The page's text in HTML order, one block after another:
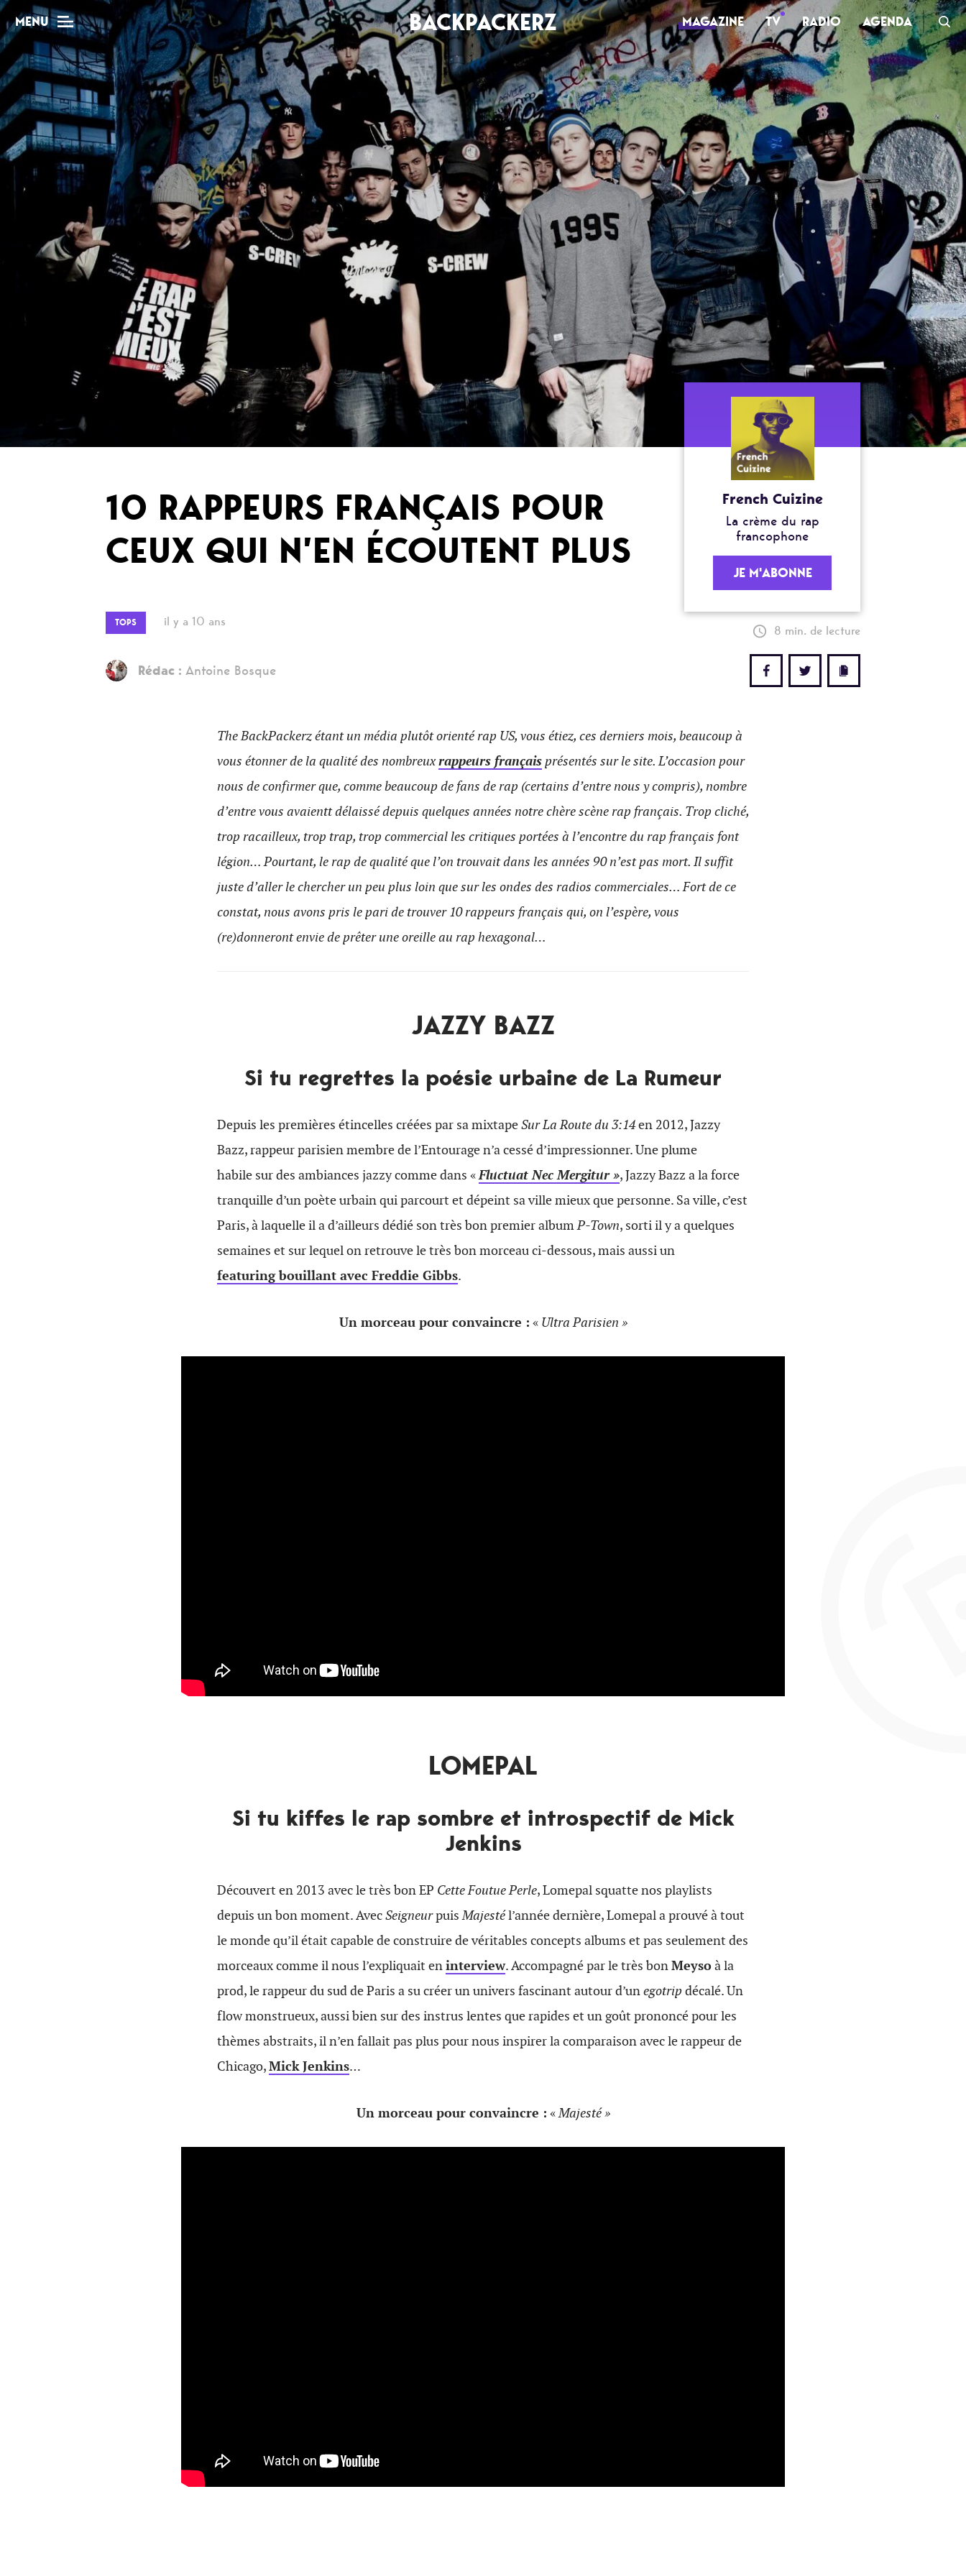
MENU BACKPACKERZ MAGAZINE TV RADIO AGENDA
MAG
Dossiers
Tops
Interviews
Chroniques
Sorties
Newsletter
AGENDA
Paris
Festivals
RADIO
Playlists
Podcasts
Mixes
TV
Clips
Live
Documentaires
Web-séries
French Cuizine
La crème du rap
francophone
JE M'ABONNE
10 RAPPEURS FRANÇAIS POUR
CEUX QUI N’EN ÉCOUTENT PLUS
TOPS il y a 10 ans
8 min. de lecture
Rédac : Antoine Bosque
The BackPackerz étant un média plutôt orienté rap US, vous étiez, ces derniers mois, beaucoup à
vous étonner de la qualité des nombreuxrappeurs françaisprésentés sur le site. L’occasion pour
nous de confirmer que, comme beaucoup de fans de rap (certains d’entre nous y compris), nombre
d’entre vous avaientt délaissé depuis quelques années notre chère scène rap français. Trop cliché,
trop racailleux, trop trap, trop commercial les critiques portées à l’encontre du rap français font
légion… Pourtant, le rap de qualité que l’on trouvait dans les années 90 n’est pas mort. Il suffit
juste d’aller le chercher un peu plus loin que sur les ondes des radios commerciales… Fort de ce
constat, nous avons pris le pari de trouver 10 rappeurs français qui, on l’espère, vous
(re)donneront envie de prêter une oreille au rap hexagonal…
JAZZY BAZZ
Si tu regrettes la poésie urbaine de La Rumeur
Depuis les premières étincelles créées par sa mixtapeSur La Route du 3:14en 2012, Jazzy
Bazz, rappeur parisien membre de l’Entourage n’a cessé d’impressionner. Une plume
habile sur des ambiances jazzy comme dans «Fluctuat Nec Mergitur », Jazzy Bazz a la force
tranquille d’un poète urbain qui parcourt et dépeint sa ville mieux que personne. Sa ville, c’est
Paris, à laquelle il a d’ailleurs dédié son très bon premier albumP-Town, sorti il y a quelques
semaines et sur lequel on retrouve le très bon morceau ci-dessous, mais aussi un
featuring bouillant avec Freddie Gibbs.
Un morceau pour convaincre : « Ultra Parisien »
LOMEPAL
Si tu kiffes le rap sombre et introspectif de Mick
Jenkins
Découvert en 2013 avec le très bon EP Cette Foutue Perle, Lomepal squatte nos playlists
depuis un bon moment. AvecSeigneurpuisMajestél’année dernière, Lomepal a prouvé à tout
le monde qu’il était capable de construire de véritables concepts albums et pas seulement des
morceaux comme il nous l’expliquait eninterview. Accompagné par le très bonMeysoà la
prod, le rappeur du sud de Paris a su créer un univers fascinant autour d’unegotripdécalé. Un
flow monstrueux, aussi bien sur des instrus lentes que rapides et un goût prononcé pour les
thèmes abstraits, il n’en fallait pas plus pour nous inspirer la comparaison avec le rappeur de
Chicago,Mick Jenkins…
Un morceau pour convaincre : «Majesté »